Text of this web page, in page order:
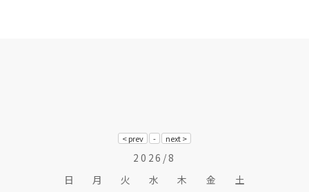
2026/8
日
月 火 水 木 金
土